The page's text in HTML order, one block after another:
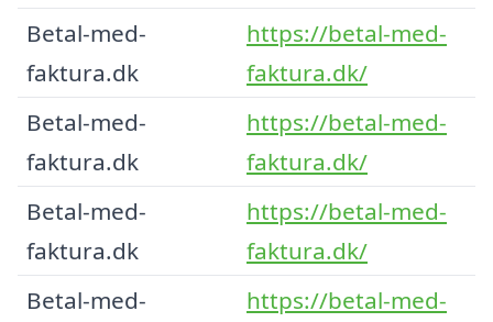
Betal-med-
faktura.dk
https://betal-med-
faktura.dk/
Betal-med-
faktura.dk
https://betal-med-
faktura.dk/
Betal-med-
faktura.dk
https://betal-med-
faktura.dk/
Betal-med-
https://betal-med-